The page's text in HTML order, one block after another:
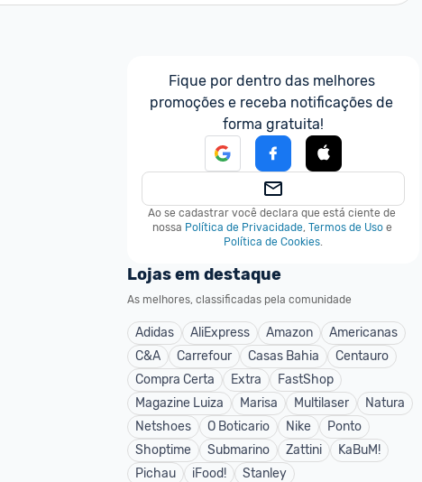
Fique por dentro das melhores
promoções e receba notificações de
forma gratuita!
Ao se cadastrar você declara que está ciente de
nossa Política de Privacidade, Termos de Uso e
Política de Cookies.
Lojas em destaque
As melhores, classificadas pela comunidade
Adidas AliExpress Amazon
Americanas
C&A
Carrefour Casas Bahia
Centauro
Compra Certa
Extra
FastShop
Magazine Luiza
Marisa Multilaser
Natura
Netshoes
O Boticario Nike
Ponto
Shoptime
Submarino Zattini
KaBuM!
Pichau
iFood! Stanley